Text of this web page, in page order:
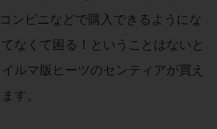
ンビニなどで購入できるようにな
なくて困る！ということはないと
ルマ版ヒーツのセンティアが買え
す。